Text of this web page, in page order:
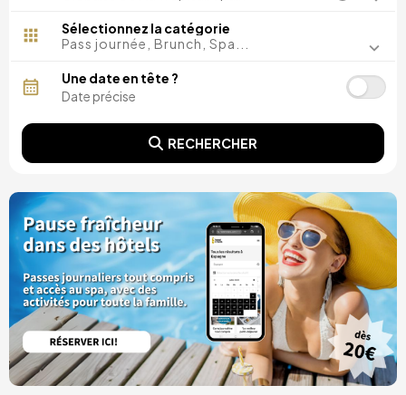
Malaga, Espagne
Costa del Sol, Espagne
Tarragone, Espagne
Tenerife, Espagne
Alicante, Espagne
Séville, Espagne
Pontevedra, Espagne
Lisbonne, Portugal
Minorque, Espagne
Girona, Espagne
Grande Canarie, Espagne
Rome, Italie
Valence, Espagne
Grenade, Espagne
Porto, Portugal
Punta Cana, République dominicaine
Caceres, Espagne
Parres, Espagne
Sélectionnez la catégorie
Pass journée, Brunch, Spa...
Une date en tête ?
RECHERCHER